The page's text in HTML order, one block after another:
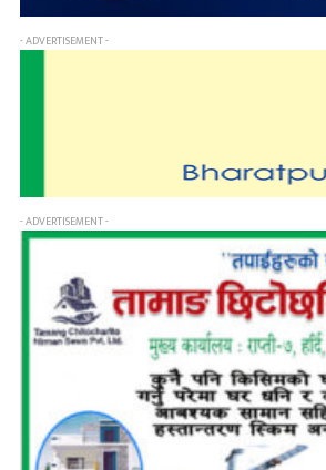
- ADVERTISEMENT -
- ADVERTISEMENT -